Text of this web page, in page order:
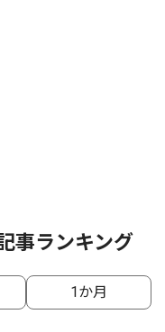
事ランキング
1か月